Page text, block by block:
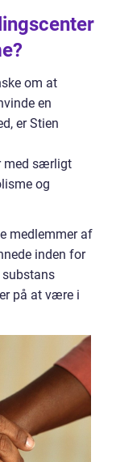
om at
en
er Stien
med særligt
og
medlemmer af
inden for
på at være i